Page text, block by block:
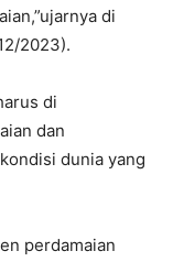
di
2023).
di
dan
dunia yang
perdamaian